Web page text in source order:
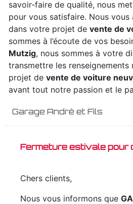
Garage André et Fils
Fermeture estivale pour
Chers clients,
Nous vous informons que
savoir-faire de qualité, nous
pour vous satisfaire. Nous vous
dans votre projet de vente de
sommes à l’écoute de vos
Mutzig, nous sommes à votre
transmettre les renseignements
projet de vente de voiture
avant tout notre passion et le
notre équipe est qualifiée et
EN